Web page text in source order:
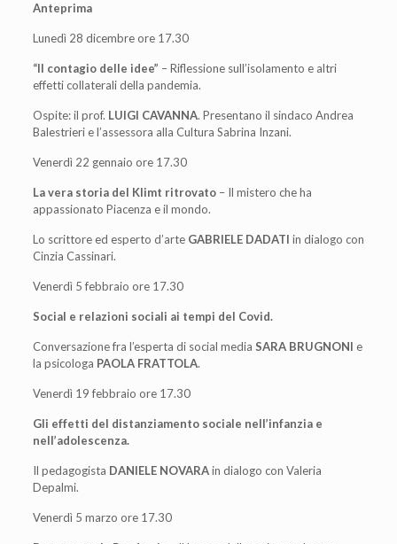
Anteprima
Lunedì 28 dicembre ore 17.30
“Il contagio delle idee” – Riflessione sull’isolamento e altri
effetti collaterali della pandemia.
Ospite: il prof. LUIGI CAVANNA. Presentano il sindaco Andrea
Balestrieri e l’assessora alla Cultura Sabrina Inzani.
Venerdì 22 gennaio ore 17.30
La vera storia del Klimt ritrovato– Il mistero che ha
appassionato Piacenza e il mondo.
Lo scrittore ed esperto d’arte GABRIELE DADATI in dialogo con
Cinzia Cassinari.
Venerdì 5 febbraio ore 17.30
Social e relazioni sociali ai tempi del Covid.
Conversazione fra l’esperta di social media SARA BRUGNONI e
la psicologa PAOLA FRATTOLA.
Venerdì 19 febbraio ore 17.30
Gli effetti del distanziamento sociale nell’infanzia e
nell’adolescenza.
Il pedagogista DANIELE NOVARAin dialogo con Valeria
Depalmi.
Venerdì 5 marzo ore 17.30